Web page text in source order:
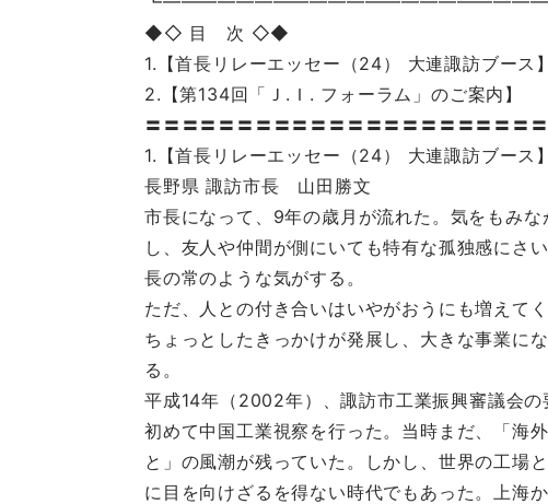
◆◇ 目 次 ◇◆
1.【首長リレーエッセー（24） 大連諏訪ブース】
2.【第134回「Ｊ.Ｉ. フォーラム」のご案内】
〓〓〓〓〓〓〓〓〓〓〓〓〓〓〓〓〓〓〓〓〓
1.【首長リレーエッセー（24） 大連諏訪ブース】
長野県 諏訪市長 山田勝文
市長になって、9年の歳月が流れた。気をもみな
し、友人や仲間が側にいても特有な孤独感にさ
長の常のような気がする。
ただ、人との付き合いはいやがおうにも増えて
ちょっとしたきっかけが発展し、大きな事業に
る。
平成14年（2002年）、諏訪市工業振興審議会の
初めて中国工業視察を行った。当時まだ、「海
と」の風潮が残っていた。しかし、世界の工場
に目を向けざるを得ない時代でもあった。上海